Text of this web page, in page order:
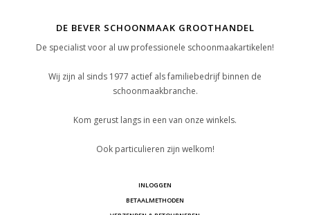
DE BEVER SCHOONMAAK GROOTHANDEL
De specialist voor al uw professionele schoonmaakartikelen!
Wij zijn al sinds 1977 actief als familiebedrijf binnen de
schoonmaakbranche.
Kom gerust langs in een van onze winkels.
Ook particulieren zijn welkom!
INLOGGEN
BETAALMETHODEN